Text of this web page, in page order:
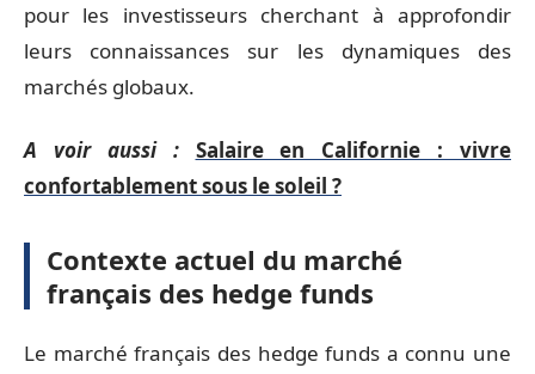
pour les investisseurs cherchant à approfondir
leurs connaissances sur les dynamiques des
marchés globaux.
A voir aussi :
Salaire en Californie : vivre
confortablement sous le soleil ?
Contexte actuel du marché
français des hedge funds
Le marché français des hedge funds a connu une